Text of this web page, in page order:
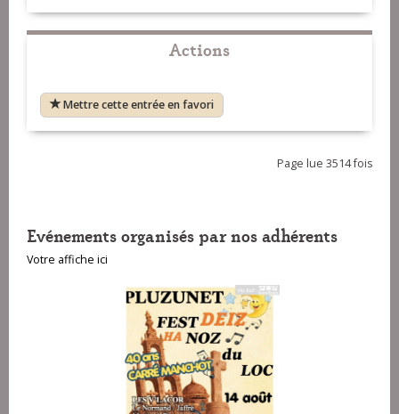
Actions
Mettre cette entrée en favori
Page lue 3514 fois
Evénements organisés par nos adhérents
Votre affiche ici